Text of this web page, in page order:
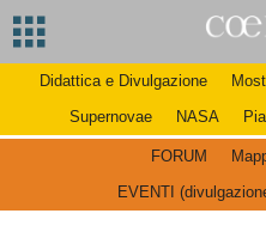
Didattica e Divulgazione
Supernovae
NASA
FORUM
EVENTI